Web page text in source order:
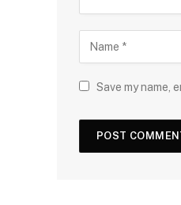
Save my name,